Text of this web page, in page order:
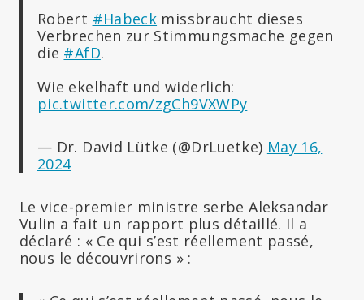
Robert #Habeck missbraucht dieses
Verbrechen zur Stimmungsmache gegen
die #AfD.
Wie ekelhaft und widerlich:
pic.twitter.com/zgCh9VXWPy
— Dr. David Lütke (@DrLuetke) May 16,
2024
Le vice-premier ministre serbe Aleksandar
Vulin a fait un rapport plus détaillé. Il a
déclaré : « Ce qui s’est réellement passé,
nous le découvrirons » :